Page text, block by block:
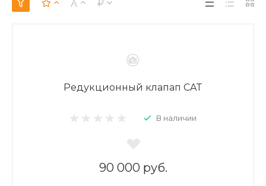
Редукционный клапап CAT
В наличии
90 000 руб.